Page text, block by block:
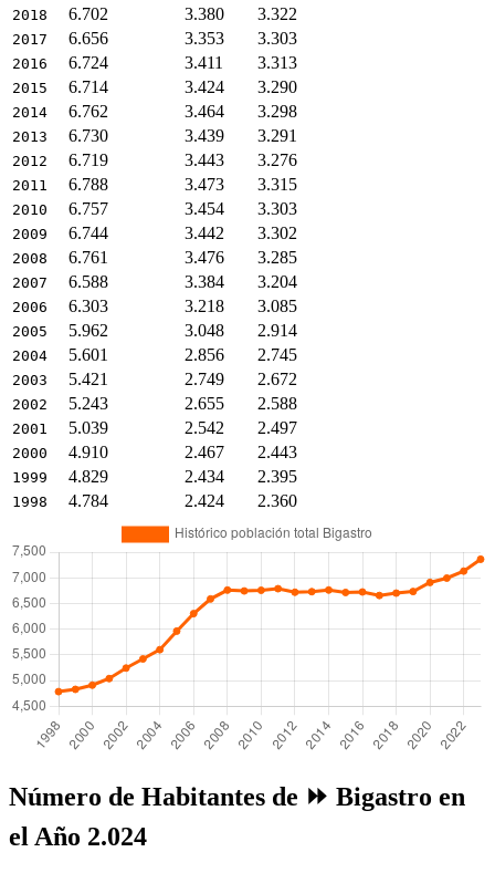
2018 6.702 3.380 3.322
2017 6.656 3.353 3.303
2016 6.724 3.411 3.313
2015 6.714 3.424 3.290
2014 6.762 3.464 3.298
2013 6.730 3.439 3.291
2012 6.719 3.443 3.276
2011 6.788 3.473 3.315
2010 6.757 3.454 3.303
2009 6.744 3.442 3.302
2008 6.761 3.476 3.285
2007 6.588 3.384 3.204
2006 6.303 3.218 3.085
2005 5.962 3.048 2.914
2004 5.601 2.856 2.745
2003 5.421 2.749 2.672
2002 5.243 2.655 2.588
2001 5.039 2.542 2.497
2000 4.910 2.467 2.443
1999 4.829 2.434 2.395
1998 4.784 2.424 2.360
Número de Habitantes de ⏩ Bigastro en
el Año 2.024